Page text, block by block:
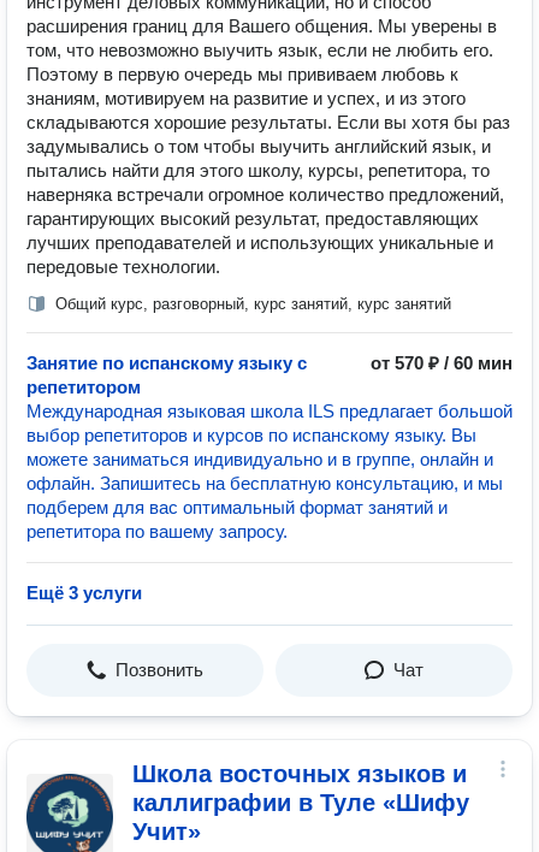
расширения границ для Вашего общения. Мы уверены в
том, что невозможно выучить язык, если не любить его.
Поэтому в первую очередь мы прививаем любовь к
знаниям, мотивируем на развитие и успех, и из этого
складываются хорошие результаты. Если вы хотя бы раз
задумывались о том чтобы выучить английский язык, и
пытались найти для этого школу, курсы, репетитора, то
наверняка встречали огромное количество предложений,
гарантирующих высокий результат, предоставляющих
лучших преподавателей и использующих уникальные и
передовые технологии.
Общий курс, разговорный, курс занятий, курс занятий
Занятие по испанскому языку с
репетитором
от 570 ₽ / 60 мин
Международная языковая школа ILS предлагает большой
выбор репетиторов и курсов по испанскому языку. Вы
можете заниматься индивидуально и в группе, онлайн и
офлайн. Запишитесь на бесплатную консультацию, и мы
подберем для вас оптимальный формат занятий и
репетитора по вашему запросу.
Ещё 3 услуги
Позвонить Чат
Школа восточных языков и
каллиграфии в Туле «Шифу
Учит»